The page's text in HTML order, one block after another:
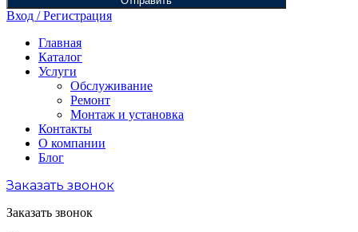
Вход / Регистрация
Главная
Каталог
Услуги
Обслуживание
Ремонт
Монтаж и установка
Контакты
О компании
Блог
Заказать звонок
Заказать звонок